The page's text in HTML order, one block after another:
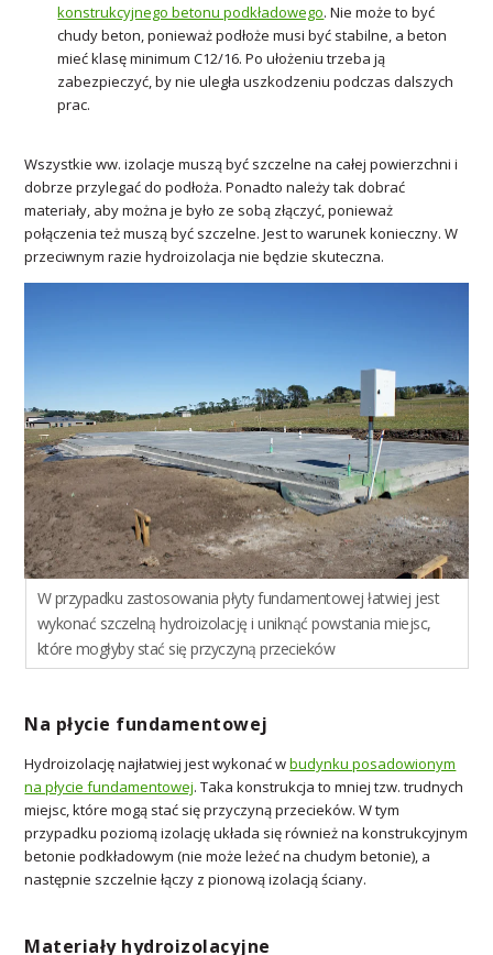
konstrukcyjnego betonu podkładowego. Nie może to być
chudy beton, ponieważ podłoże musi być stabilne, a beton
mieć klasę minimum C12/16. Po ułożeniu trzeba ją
zabezpieczyć, by nie uległa uszkodzeniu podczas dalszych
prac.
Wszystkie ww. izolacje muszą być szczelne na całej powierzchni i
dobrze przylegać do podłoża. Ponadto należy tak dobrać
materiały, aby można je było ze sobą złączyć, ponieważ
połączenia też muszą być szczelne. Jest to warunek konieczny. W
przeciwnym razie hydroizolacja nie będzie skuteczna.
W przypadku zastosowania płyty fundamentowej łatwiej jest
wykonać szczelną hydroizolację i uniknąć powstania miejsc,
które mogłyby stać się przyczyną przecieków
Na płycie fundamentowej
Hydroizolację najłatwiej jest wykonać wbudynku posadowionym
na płycie fundamentowej. Taka konstrukcja to mniej tzw. trudnych
miejsc, które mogą stać się przyczyną przecieków. W tym
przypadku poziomą izolację układa się również na konstrukcyjnym
betonie podkładowym (nie może leżeć na chudym betonie), a
następnie szczelnie łączy z pionową izolacją ściany.
Materiały hydroizolacyjne